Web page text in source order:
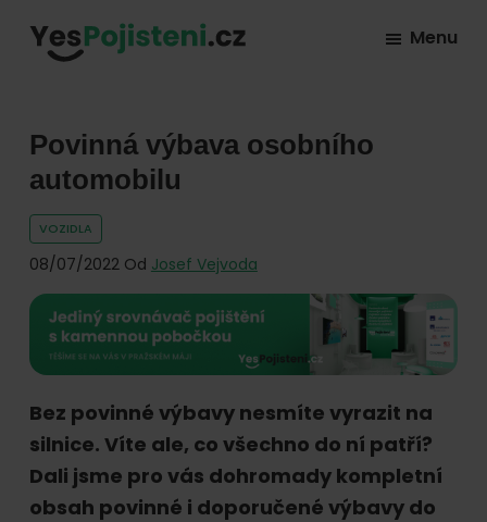
všech
druhů
od
hlavních
pojišťoven
na
trhu.
nejlevnější
pojištění
online.
Menu
Povinná výbava osobního
automobilu
VOZIDLA
08/07/2022Od Josef Vejvoda
Bez povinné výbavy nesmíte vyrazit na
silnice. Víte ale, co všechno do ní patří?
Dali jsme pro vás dohromady kompletní
obsah povinné i doporučené výbavy do